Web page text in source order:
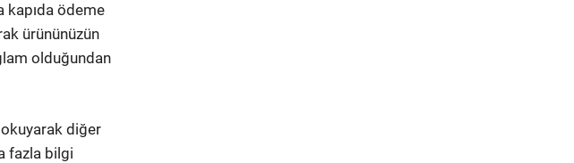
kapıda ödeme
ürününüzün
olduğundan
okuyarak diğer
fazla bilgi